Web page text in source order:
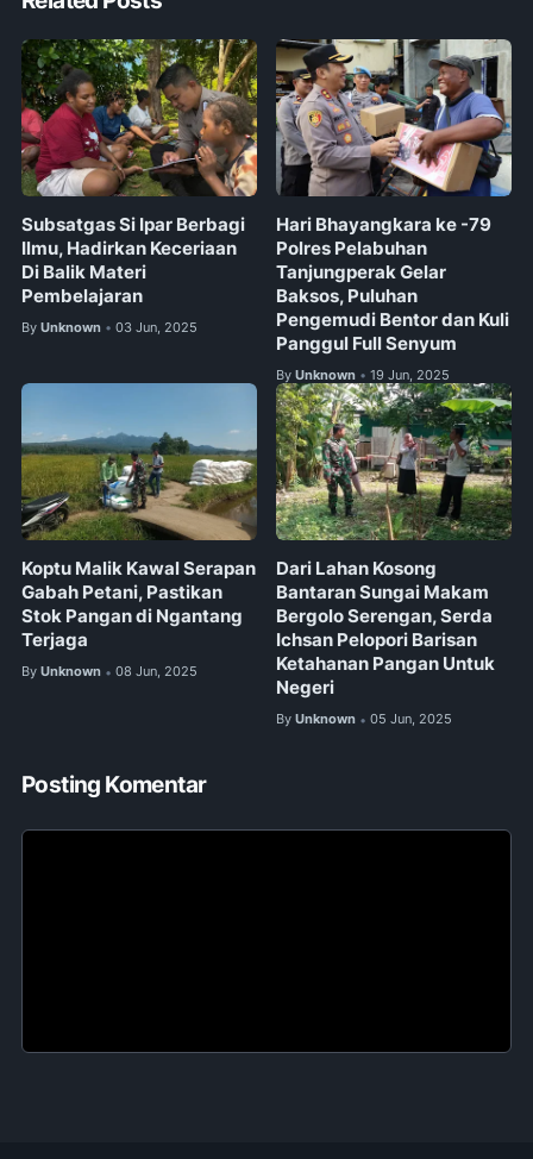
Subsatgas Si Ipar Berbagi
Ilmu, Hadirkan Keceriaan
Di Balik Materi
Pembelajaran
By Unknown • 03 Jun, 2025
Hari Bhayangkara ke -79
Polres Pelabuhan
Tanjungperak Gelar
Baksos, Puluhan
Pengemudi Bentor dan Kuli
Panggul Full Senyum
By Unknown • 19 Jun, 2025
Koptu Malik Kawal Serapan
Gabah Petani, Pastikan
Stok Pangan di Ngantang
Terjaga
By Unknown • 08 Jun, 2025
Dari Lahan Kosong
Bantaran Sungai Makam
Bergolo Serengan, Serda
Ichsan Pelopori Barisan
Ketahanan Pangan Untuk
Negeri
By Unknown • 05 Jun, 2025
Posting Komentar